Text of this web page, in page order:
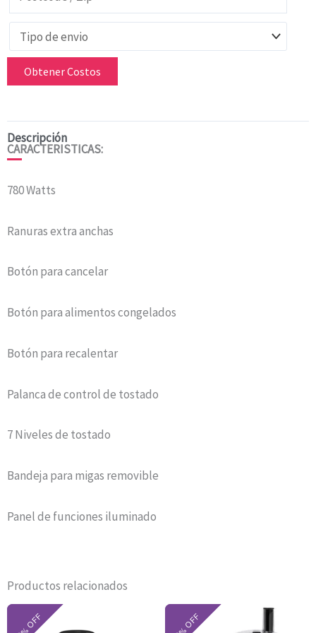
Obtener Costos
Descripción
CARACTERISTICAS:
780 Watts
Ranuras extra anchas
Botón para cancelar
Botón para alimentos congelados
Botón para recalentar
Palanca de control de tostado
7 Niveles de tostado
Bandeja para migas removible
Panel de funciones iluminado
Productos relacionados
precio
El